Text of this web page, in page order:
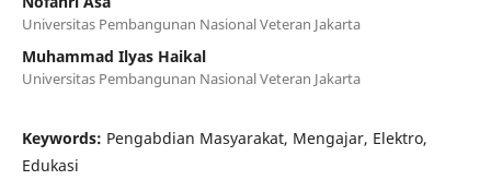
Universitas Pembangunan Nasional Veteran Jakarta
Muhammad Ilyas Haikal
Universitas Pembangunan Nasional Veteran Jakarta
Keywords: Pengabdian Masyarakat, Mengajar, Elektro,
Edukasi